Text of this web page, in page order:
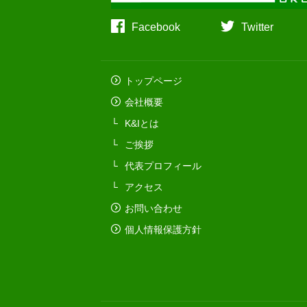
Facebook Twitter
トップページ
会社概要
K&Iとは
ご挨拶
代表プロフィール
アクセス
お問い合わせ
個人情報保護方針